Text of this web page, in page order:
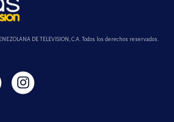
DE TELEVISION, C.A. Todos los derechos reservados.